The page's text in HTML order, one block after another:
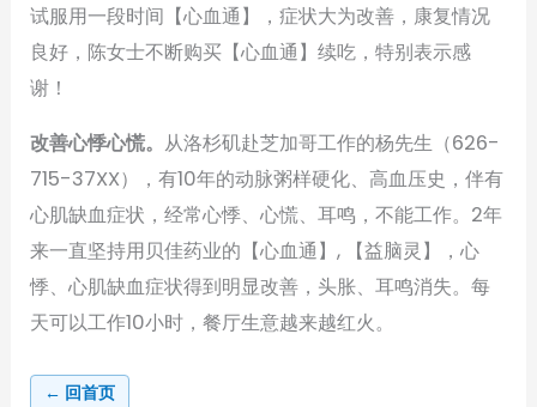
试服用一段时间【心血通】，症状大为改善，康复情况
良好，陈女士不断购买【心血通】续吃，特别表示感
谢！
改善心悸心慌。 从洛杉矶赴芝加哥工作的杨先生（626-
715-37XX），有10年的动脉粥样硬化、高血压史，伴有
心肌缺血症状，经常心悸、心慌、耳鸣，不能工作。2年
来一直坚持用贝佳药业的【心血通】, 【益脑灵】，心
悸、心肌缺血症状得到明显改善，头胀、耳鸣消失。每
天可以工作10小时，餐厅生意越来越红火。
← 回首页